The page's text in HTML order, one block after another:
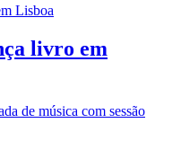
livro em
de música com sessão